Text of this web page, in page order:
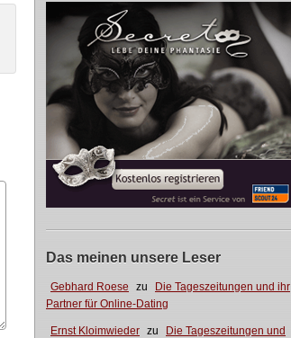
Das meinen unsere Leser
Gebhard Roese zu
Die Tageszeitungen und ihr
Partner für Online-Dating
Ernst Kloimwieder zu
Die Tageszeitungen und